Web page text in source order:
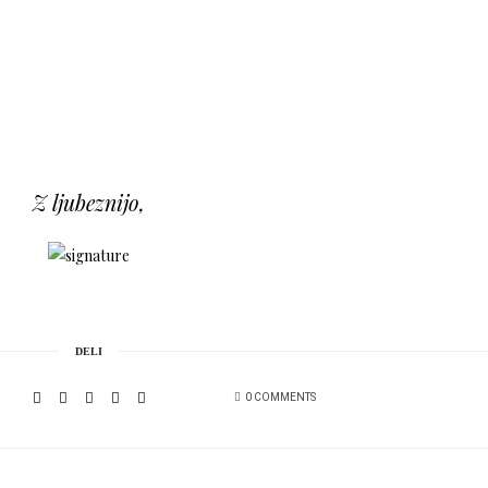
Z ljubeznijo,
DELI
0 COMMENTS